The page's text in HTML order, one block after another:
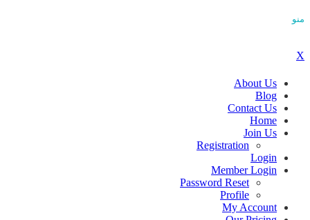
منو
X
About Us
Blog
Contact Us
Home
Join Us
Registration
Login
Member Login
Password Reset
Profile
My Account